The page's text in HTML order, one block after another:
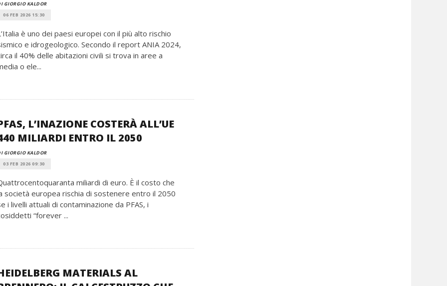
GIORGIO KALDOR
06 FEB 2026 15:30
è uno dei paesi europei con il più alto rischio
e idrogeologico. Secondo il report ANIA 2024,
il 40% delle abitazioni civili si trova in aree a
o ele...
L’INAZIONE COSTERÀ ALL’UE
MILIARDI ENTRO IL 2050
GIORGIO KALDOR
03 FEB 2026 09:30
miliardi di euro. È il costo che
società europea rischia di sostenere entro il 2050
i livelli attuali di contaminazione da PFAS, i
“forever ...
MATERIALS AL